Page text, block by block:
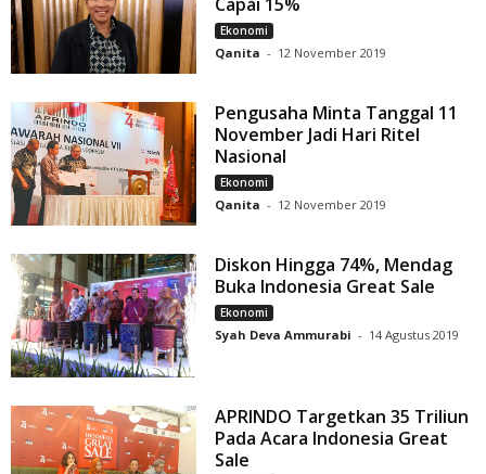
Ekonomi
Qanita - 12 November 2019
Pengusaha Minta Tanggal 11
November Jadi Hari Ritel
Nasional
Ekonomi
Qanita - 12 November 2019
Diskon Hingga 74%, Mendag
Buka Indonesia Great Sale
Ekonomi
Syah Deva Ammurabi - 14 Agustus 2019
APRINDO Targetkan 35 Triliun
Pada Acara Indonesia Great
Sale